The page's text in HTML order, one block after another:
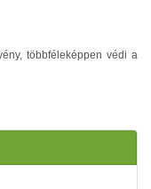
többféleképpen védi a